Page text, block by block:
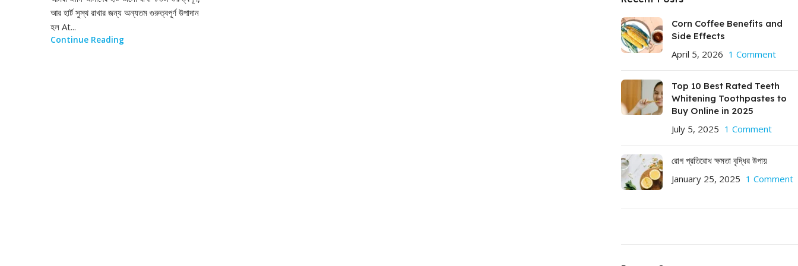
আর হার্ট সুস্থ রাখার জন্য অন্যতম গুরুত্বপূর্ণ উপাদান
হল At...
Continue Reading
Corn Coffee Benefits and
Side Effects
April 5, 2026 1 Comment
Top 10 Best Rated Teeth
Whitening Toothpastes to
Buy Online in 2025
July 5, 2025 1 Comment
রোগ প্রতিরোধ ক্ষমতা বৃদ্ধির উপায়
January 25, 2025 1 Comment